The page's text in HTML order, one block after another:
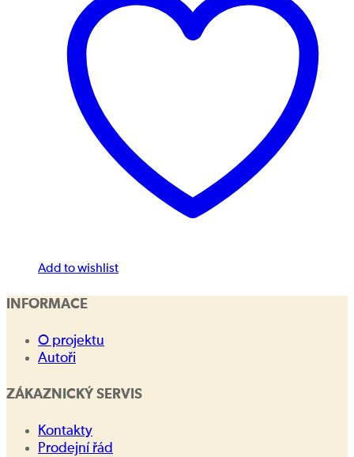
Add to wishlist
INFORMACE
O projektu
Autoři
ZÁKAZNICKÝ SERVIS
Kontakty
Prodejní řád